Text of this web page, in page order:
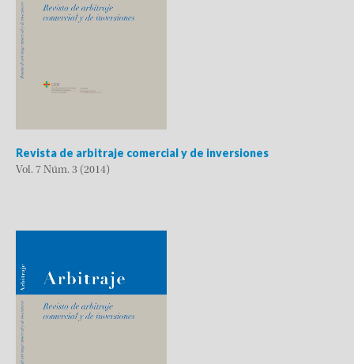
Revista de arbitraje comercial y de inversiones
Vol. 7 Núm. 3 (2014)